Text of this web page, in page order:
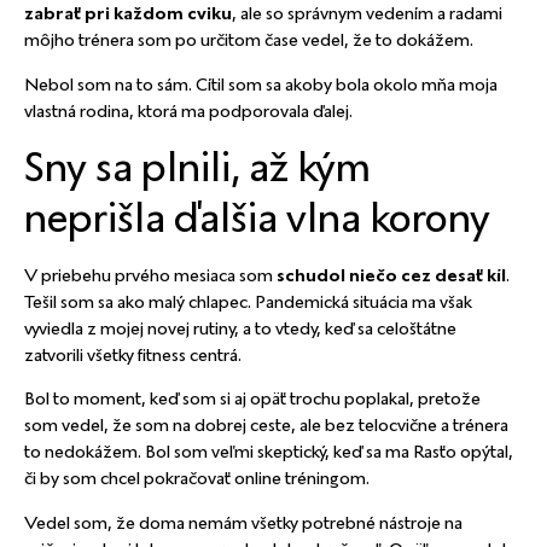
zabrať pri každom cviku, ale so správnym vedením a radami
môjho trénera som po určitom čase vedel, že to dokážem.
Nebol som na to sám. Cítil som sa akoby bola okolo mňa moja
vlastná rodina, ktorá ma podporovala ďalej.
Sny sa plnili, až kým
neprišla ďalšia vlna korony
V priebehu prvého mesiaca som schudol niečo cez desať kíl.
Tešil som sa ako malý chlapec. Pandemická situácia ma však
vyviedla z mojej novej rutiny, a to vtedy, keď sa celoštátne
zatvorili všetky fitness centrá.
Bol to moment, keď som si aj opäť trochu poplakal, pretože
som vedel, že som na dobrej ceste, ale bez telocvične a trénera
to nedokážem. Bol som veľmi skeptický, keď sa ma Rasťo opýtal,
či by som chcel pokračovať online tréningom.
Vedel som, že doma nemám všetky potrebné nástroje na